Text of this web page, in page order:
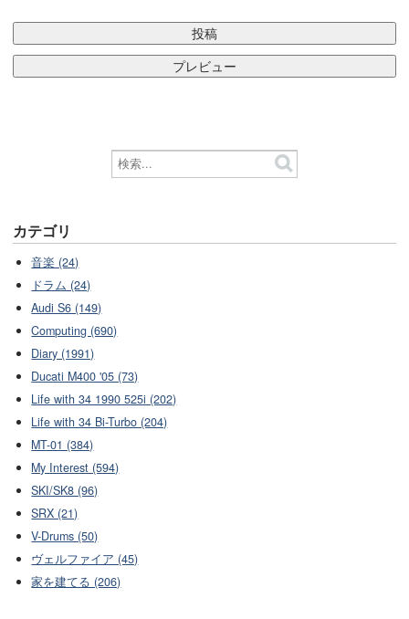
カテゴリ
音楽 (24)
ドラム (24)
Audi S6 (149)
Computing (690)
Diary (1991)
Ducati M400 '05 (73)
Life with 34 1990 525i (202)
Life with 34 Bi-Turbo (204)
MT-01 (384)
My Interest (594)
SKI/SK8 (96)
SRX (21)
V-Drums (50)
ヴェルファイア (45)
家を建てる (206)